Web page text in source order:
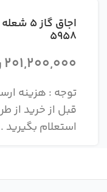
5958
201,200,000
توجه : هزینه
استعلام بگیرید .